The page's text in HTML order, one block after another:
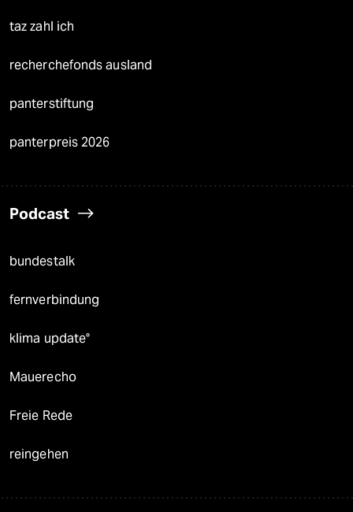
taz zahl ich
recherchefonds ausland
panterstiftung
panterpreis 2026
Podcast
bundestalk
fernverbindung
klima update°
Mauerecho
Freie Rede
reingehen